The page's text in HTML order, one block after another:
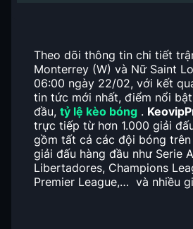
Theo dõi thông tin chi tiết
Monterrey (W) và Nữ Saint
06:00 ngày 22/02, với kết
tin tức mới nhất, điểm nổi
đầu, tỷ lệ kèo bóng .
trực tiếp từ hơn 1.000 giải
gồm tất cả các đội bóng
giải đấu hàng đầu như Serie
Libertadores, Champions
Premier League,… và nhiều